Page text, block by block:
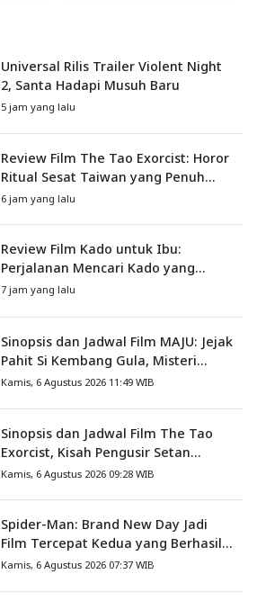
Universal Rilis Trailer Violent Night
2, Santa Hadapi Musuh Baru
5 jam yang lalu
Review Film The Tao Exorcist: Horor
Ritual Sesat Taiwan yang Penuh
Misteri dan Teror Psikologis
6 jam yang lalu
Review Film Kado untuk Ibu:
Perjalanan Mencari Kado yang
Mengajarkan Arti Keluarga
7 jam yang lalu
Sinopsis dan Jadwal Film MAJU: Jejak
Pahit Si Kembang Gula, Misteri
Hilangnya Bagas di Lokasi Jambore
Kamis, 6 Agustus 2026 11:49 WIB
Sinopsis dan Jadwal Film The Tao
Exorcist, Kisah Pengusir Setan
Melawan Kutukan Mematikan
Kamis, 6 Agustus 2026 09:28 WIB
Spider-Man: Brand New Day Jadi
Film Tercepat Kedua yang Berhasil
Tembus US$1 Miliar
Kamis, 6 Agustus 2026 07:37 WIB